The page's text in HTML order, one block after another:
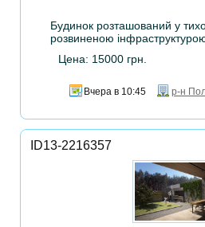
Будинок розташований у
розвиненою
Цена: 15000 грн.
Вчера в 10:45 р-н
ID13-2216357